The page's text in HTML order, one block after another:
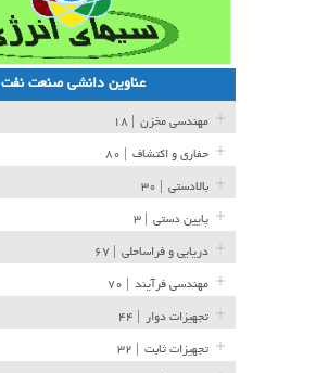
عناوین دانشی صنعت نفت
مهندسی مخزن
حفاری و اکتشاف
بالادستی
پایین دستی
دریایی و فراساحلی
مهندسی فرآیند
تجهیزات دوار
تجهیزات ثابت